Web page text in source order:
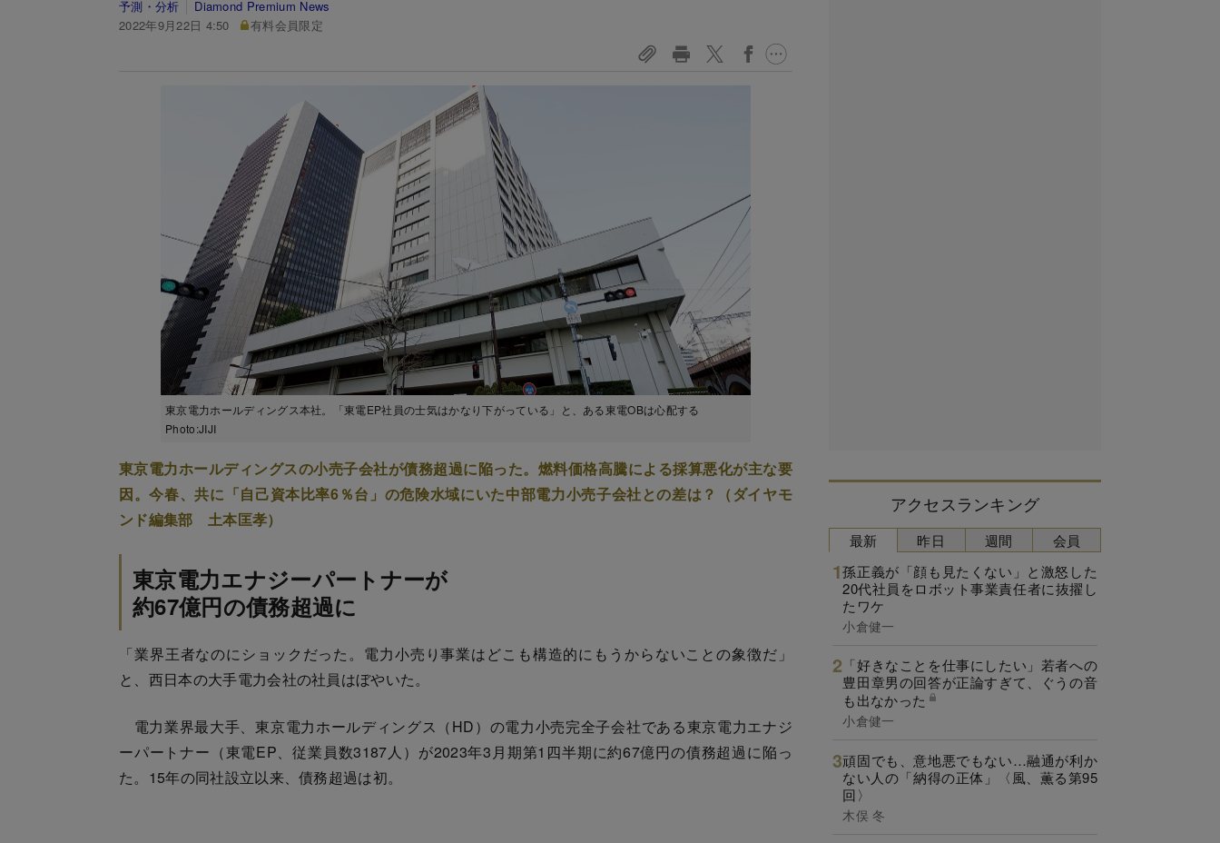
予測・分析
Diamond Premium News
2022年9月22日 4:50
有料会員限定
東京電力ホールディングス本社。「東電EP社員の士気はかなり下がっている」と、ある東電OBは心配する
Photo:JIJI
東京電力ホールディングスの小売子会社が債務超過に陥った。燃料価格高騰による採算悪化が主な要
因。今春、共に「自己資本比率6％台」の危険水域にいた中部電力小売子会社との差は？（ダイヤモ
ンド編集部 土本匡孝）
東京電力エナジーパートナーが
約67億円の債務超過に
「業界王者なのにショックだった。電力小売り事業はどこも構造的にもうからないことの象徴だ」
と、西日本の大手電力会社の社員はぼやいた。
電力業界最大手、東京電力ホールディングス（HD）の電力小売完全子会社である東京電力エナジ
ーパートナー（東電EP、従業員数3187人）が2023年3月期第1四半期に約67億円の債務超過に陥っ
た。15年の同社設立以来、債務超過は初。
アクセスランキング
最新
孫正義が「顔も見たくない」と激怒した
20代社員をロボット事業責任者に抜擢し
たワケ
小倉健一
「好きなことを仕事にしたい」若者への
豊田章男の回答が正論すぎて、ぐうの音
も出なかった
小倉健一
頑固でも、意地悪でもない…融通が利か
ない人の「納得の正体」〈風、薫る第95
回〉
木俣 冬
昨日 週間 会員